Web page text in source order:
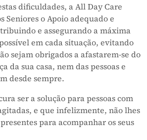
dificuldades, a All Day Care
Seniores o Apoio adequado e
e assegurando a máxima
em cada situação, evitando
sejam obrigados a afastarem-se do
da sua casa, nem das pessoas e
desde sempre.
ser a solução para pessoas com
e que infelizmente, não lhes
para acompanhar os seus